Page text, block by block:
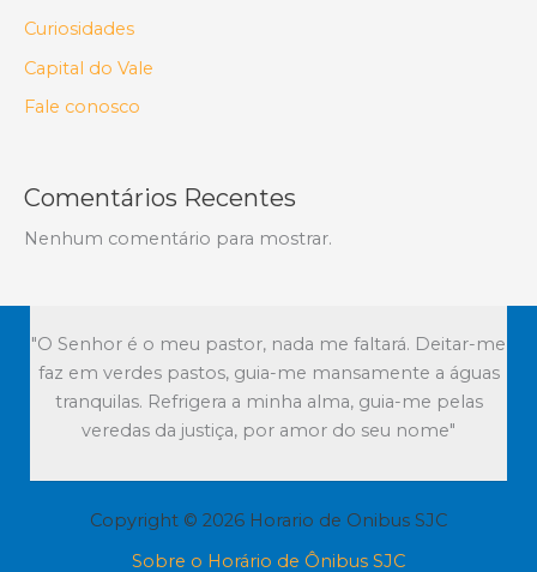
Curiosidades
Capital do Vale
Fale conosco
Comentários Recentes
Nenhum comentário para mostrar.
"O Senhor é o meu pastor, nada me faltará. Deitar-me
faz em verdes pastos, guia-me mansamente a águas
tranquilas. Refrigera a minha alma, guia-me pelas
veredas da justiça, por amor do seu nome"
Copyright © 2026 Horario de Onibus SJC
Sobre o Horário de Ônibus SJC